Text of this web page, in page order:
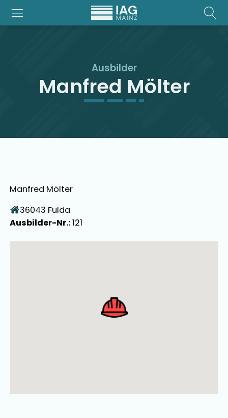
Ausbilder
Manfred Mölter
Manfred Mölter
36043 Fulda
Ausbilder-Nr.:121